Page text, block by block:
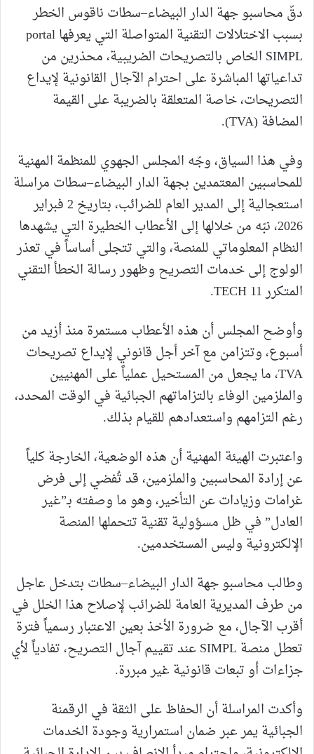
دقّ محاسبو جهة الدار البيضاء–سطات ناقوس الخطر
بسبب الاختلالات التقنية المتواصلة التي يعرفها portal
SIMPL الخاص بالتصريحات الضريبية، محذرين من
تداعياتها المباشرة على احترام الآجال القانونية لإيداع
التصريحات، خاصة المتعلقة بالضريبة على القيمة
المضافة (TVA).
وفي هذا السياق، وجّه المجلس الجهوي للمنظمة المهنية
للمحاسبين المعتمدين بجهة الدار البيضاء–سطات مراسلة
استعجالية إلى المدير العام للضرائب، بتاريخ 2 فبراير
2026، نبّه من خلالها إلى الأعطاب الخطيرة التي يشهدها
النظام المعلوماتي للمنصة، والتي تتجلى أساساً في تعذر
الولوج إلى خدمات التصريح وظهور رسالة الخطأ التقني
المتكرر TECH 11.
وأوضح المجلس أن هذه الأعطاب مستمرة منذ أزيد من
أسبوع، وتتزامن مع آخر أجل قانوني لإيداع تصريحات
TVA، ما يجعل من المستحيل عملياً على المهنيين
والملزمين الوفاء بالتزاماتهم الجبائية في الوقت المحدد،
رغم التزامهم واستعدادهم للقيام بذلك.
واعتبرت الهيئة المهنية أن هذه الوضعية، الخارجة كلياً
عن إرادة المحاسبين والملزمين، قد تُفضي إلى فرض
غرامات وزيادات عن التأخير، وهو ما وصفته بـ”غير
العادل” في ظل مسؤولية تقنية تتحملها المنصة
الإلكترونية وليس المستخدمين.
وطالب محاسبو جهة الدار البيضاء–سطات بتدخل عاجل
من طرف المديرية العامة للضرائب لإصلاح هذا الخلل في
أقرب الآجال، مع ضرورة الأخذ بعين الاعتبار رسمياً فترة
تعطل منصة SIMPL عند تقييم آجال التصريح، تفادياً لأي
جزاءات أو تبعات قانونية غير مبررة.
وأكدت المراسلة أن الحفاظ على الثقة في الرقمنة
الجبائية يمر عبر ضمان استمرارية وجودة الخدمات